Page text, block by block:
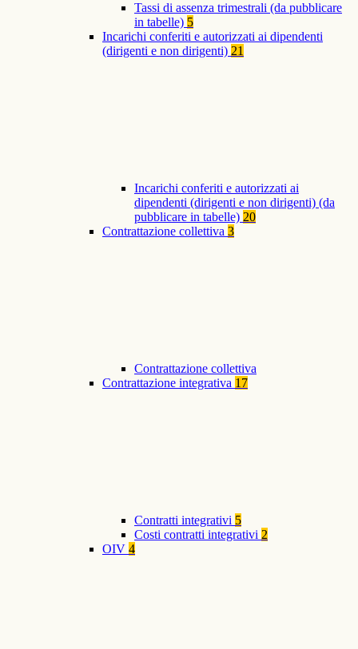
Tassi di assenza trimestrali (da pubblicare
in tabelle) 5
Incarichi conferiti e autorizzati ai dipendenti
(dirigenti e non dirigenti) 21
Incarichi conferiti e autorizzati ai
dipendenti (dirigenti e non dirigenti) (da
pubblicare in tabelle) 20
Contrattazione collettiva 3
Contrattazione collettiva
Contrattazione integrativa 17
Contratti integrativi 5
Costi contratti integrativi 2
OIV 4